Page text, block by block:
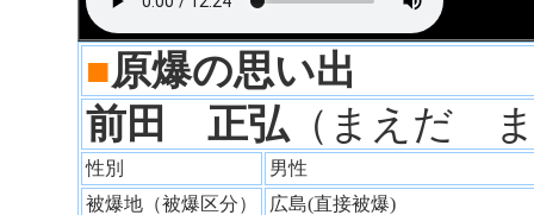
■原爆の思い出
前田 正弘 （まえだ
性別
男性
被爆地（被爆区分）
広島(直接被爆)